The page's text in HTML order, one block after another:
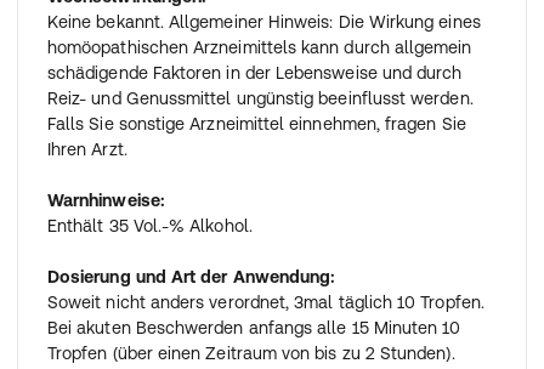
Keine bekannt. Allgemeiner Hinweis: Die Wirkung eines
homöopathischen Arzneimittels kann durch allgemein
schädigende Faktoren in der Lebensweise und durch
Reiz- und Genussmittel ungünstig beeinflusst werden.
Falls Sie sonstige Arzneimittel einnehmen, fragen Sie
Ihren Arzt.
Warnhinweise:
Enthält 35 Vol.-% Alkohol.
Dosierung und Art der Anwendung:
Soweit nicht anders verordnet, 3mal täglich 10 Tropfen.
Bei akuten Beschwerden anfangs alle 15 Minuten 10
Tropfen (über einen Zeitraum von bis zu 2 Stunden).